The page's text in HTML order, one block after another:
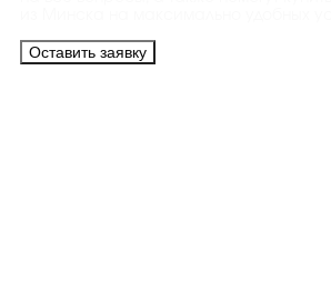
Оставить заявку